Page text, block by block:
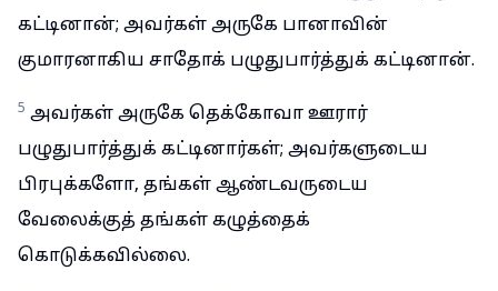
கட்டினான்; அவர்கள் அருகே பானாவின்
குமாரனாகிய சாதோக் பழுதுபார்த்துக் கட்டினான்.
5 அவர்கள் அருகே தெக்கோவா ஊரார்
பழுதுபார்த்துக் கட்டினார்கள்; அவர்களுடைய
பிரபுக்களோ, தங்கள் ஆண்டவருடைய
வேலைக்குத் தங்கள் கழுத்தைக்
கொடுக்கவில்லை.